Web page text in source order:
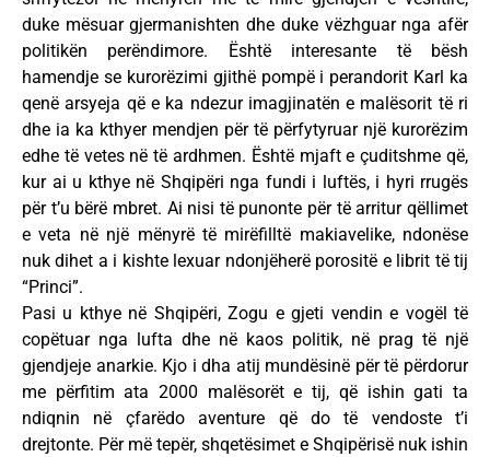
duke mësuar gjermanishten dhe duke vëzhguar nga afër
politikën perëndimore. Është interesante të bësh
hamendje se kurorëzimi gjithë pompë i perandorit Karl ka
qenë arsyeja që e ka ndezur imagjinatën e malësorit të ri
dhe ia ka kthyer mendjen për të përfytyruar një kurorëzim
edhe të vetes në të ardhmen. Është mjaft e çuditshme që,
kur ai u kthye në Shqipëri nga fundi i luftës, i hyri rrugës
për t’u bërë mbret. Ai nisi të punonte për të arritur qëllimet
e veta në një mënyrë të mirëfilltë makiavelike, ndonëse
nuk dihet a i kishte lexuar ndonjëherë porositë e librit të tij
“Princi”.
Pasi u kthye në Shqipëri, Zogu e gjeti vendin e vogël të
copëtuar nga lufta dhe në kaos politik, në prag të një
gjendjeje anarkie. Kjo i dha atij mundësinë për të përdorur
me përfitim ata 2000 malësorët e tij, që ishin gati ta
ndiqnin në çfarëdo aventure që do të vendoste t’i
drejtonte. Për më tepër, shqetësimet e Shqipërisë nuk ishin